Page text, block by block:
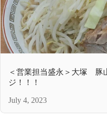
＜営業担当盛永＞大塚 豚
ジ！！！
July 4, 2023